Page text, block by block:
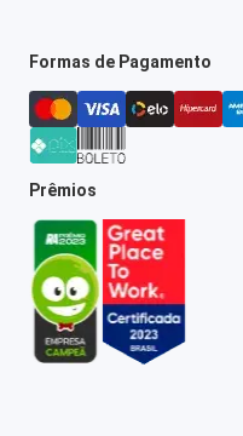
Formas de Pagamento
Prêmios